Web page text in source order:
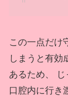
この一点だけ
しまうと有効
あるため、
口腔内に行き